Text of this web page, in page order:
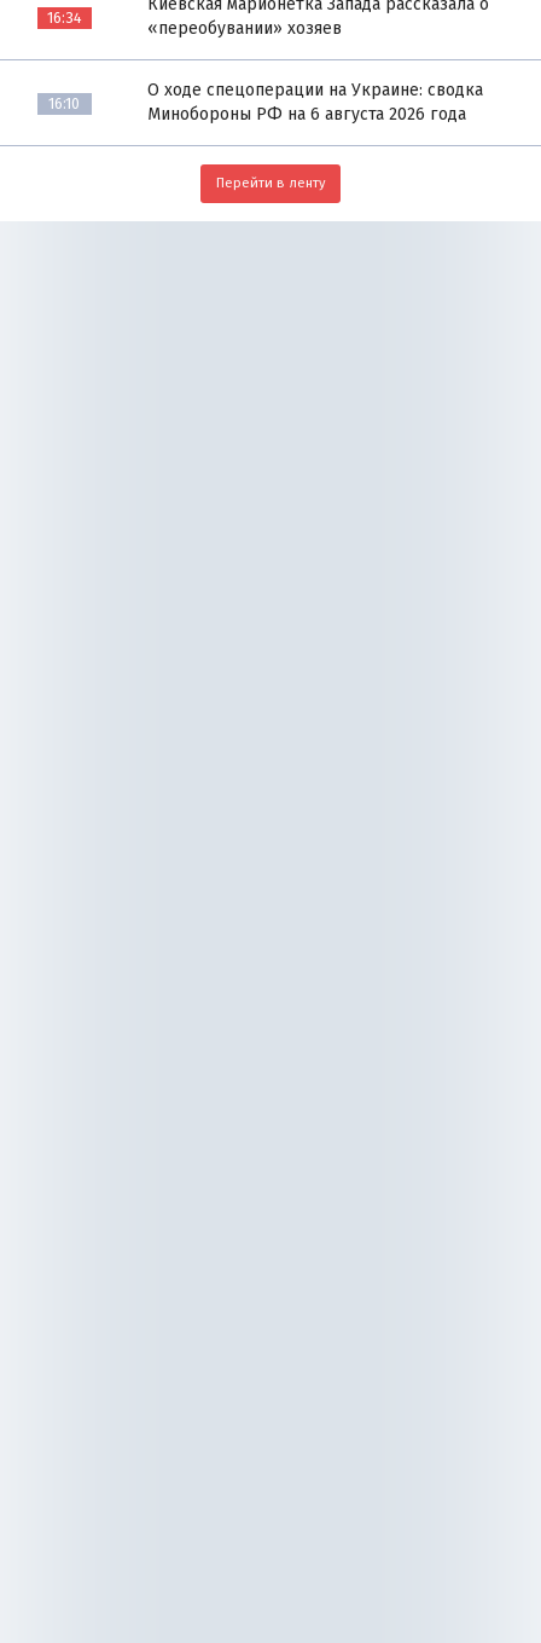
16:34
«переобувании» хозяев
16:10
О ходе спецоперации на Украине: сводка
Минобороны РФ на 6 августа 2026 года
Перейти в ленту